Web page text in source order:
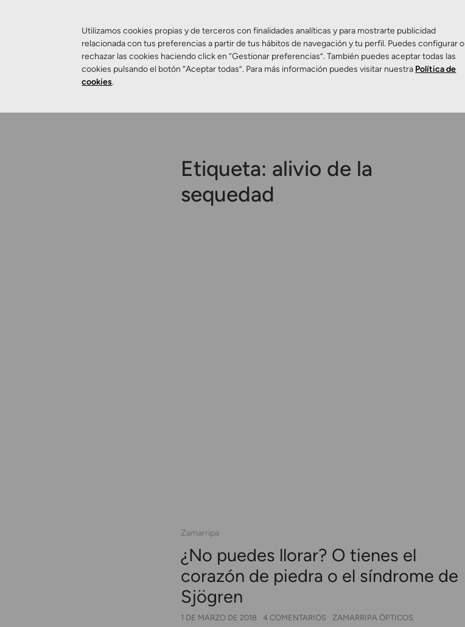
Salud Visual Ojo seco Control de miopía
Etiqueta: alivio de la
sequedad
Zamarripa
¿No puedes llorar? O tienes el
corazón de piedra o el síndrome de
Sjögren
1 DE MARZO DE 2018 4 COMENTARIOS ZAMARRIPA ÓPTICOS
Utilizamos cookies propias y de terceros con finalidades analíticas y para mostrarte publicidad
relacionada con tus preferencias a partir de tus hábitos de navegación y tu perfil. Puedes configurar o
rechazar las cookies haciendo click en “Gestionar preferencias”. También puedes aceptar todas las
cookies pulsando el botón “Aceptar todas”. Para más información puedes visitar nuestra Política de
cookies.